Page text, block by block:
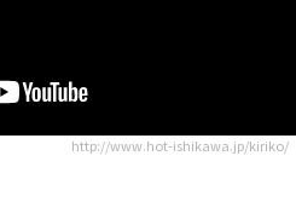
http://www.hot-ishikawa.jp/kiriko/